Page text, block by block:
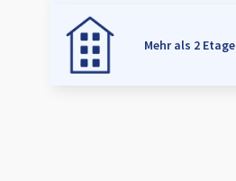
Mehr als 2 Etage